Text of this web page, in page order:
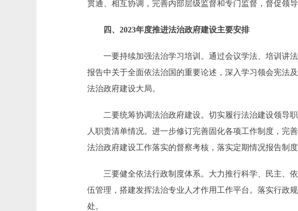
贯通、相互协调，完善内部层级监督和专门监督，督促领导
四、2023年度推进法治政府建设主要安排
一要持续加强法治学习培训。通过会议学法、培训讲法
报告中关于全面依法治国的重要论述，深入学习领会宪法
法治政府建设大局。
二要统筹协调法治政府建设。切实履行法治建设领导职
人职责清单情况。进一步修订完善固化各项工作制度，完
法治政府建设工作落实的督察考核，落实定期情况报告制度
三要健全依法行政制度体系。大力推行科学、民主、依
伍管理，搭建发挥法治专业人才作用工作平台。落实行政
处。